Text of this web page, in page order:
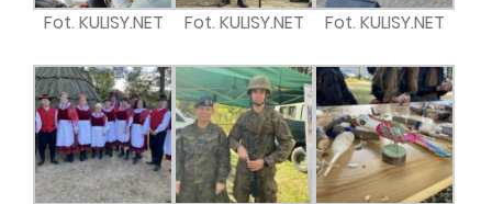
Fot. KULISY.NET Fot. KULISY.NET Fot. KULISY.NET